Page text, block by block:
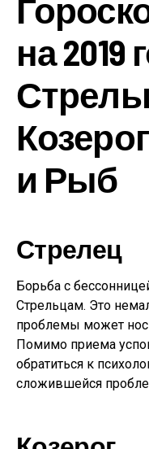
на 2019
и Рыб
Стрелец
Борьба с
Стрельцам. Это
проблемы может
Помимо приема
обратиться к
сложившейся